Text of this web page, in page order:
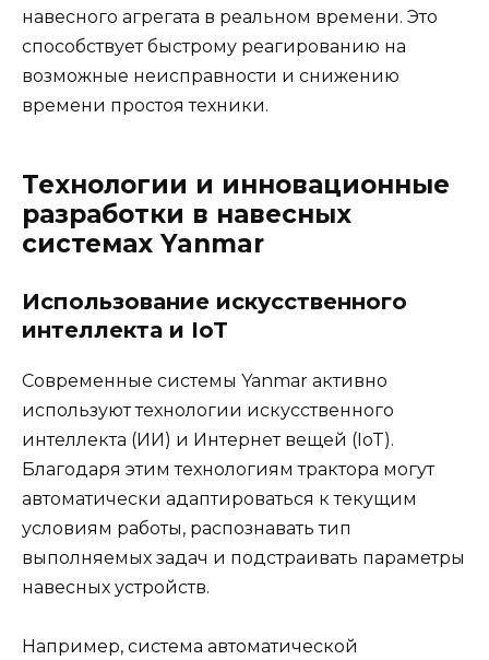
навесного агрегата в реальном времени. Это
способствует быстрому реагированию на
возможные неисправности и снижению
времени простоя техники.
Технологии и инновационные
разработки в навесных
системах Yanmar
Использование искусственного
интеллекта и IoT
Современные системы Yanmar активно
используют технологии искусственного
интеллекта (ИИ) и Интернет вещей (IoT).
Благодаря этим технологиям трактора могут
автоматически адаптироваться к текущим
условиям работы, распознавать тип
выполняемых задач и подстраивать параметры
навесных устройств.
Например, система автоматической